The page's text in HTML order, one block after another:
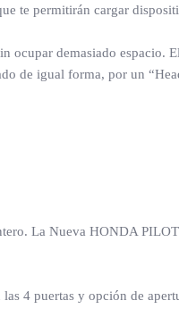
te permitirán cargar
ocupar demasiado espacio.
de igual forma, por un
La Nueva HONDA
4 puertas y opción de